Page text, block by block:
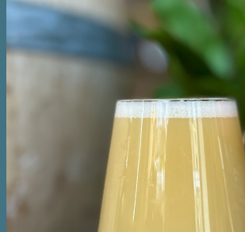
efter:
Shop
Lager/Pilsner/Pale Ale/
Weissbier/Wit
Saison/Farmhouse/
IPA
Syrligt/Vildtgæret/Sour/
Mjød/Melomel/Braggot
Red Ale/Amber Ale/
Strong Ale/Dark Ale/
Porter/Stouts/Quadrupel
Røgøl